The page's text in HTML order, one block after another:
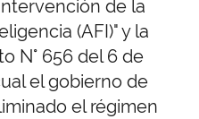
de la
(AFI)" y la
N° 656 del 6 de
el gobierno de
el régimen